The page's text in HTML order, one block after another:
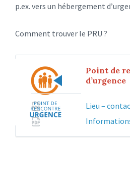
p.ex. vers un hébergement
Comment trouver le PRU ?
Point de
d’urgence
Lieu –